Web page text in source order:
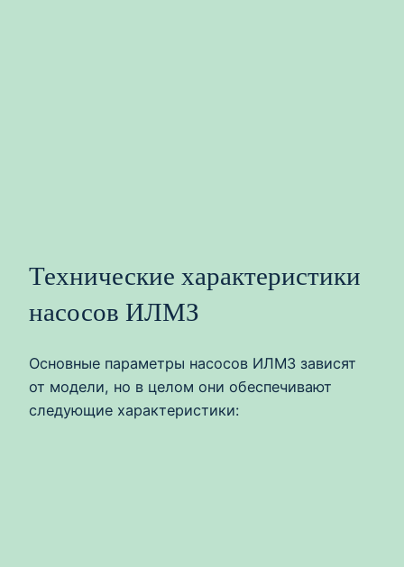
Технические характеристики
насосов ИЛМЗ
Основные параметры насосов ИЛМЗ зависят
от модели, но в целом они обеспечивают
следующие характеристики: